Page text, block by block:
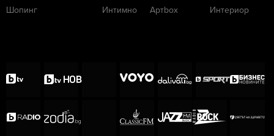
Шопинг
Интимно
Артbox
Интериор